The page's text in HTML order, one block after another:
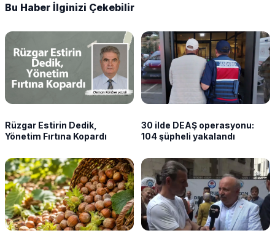
Bu Haber İlginizi Çekebilir
Rüzgar Estirin Dedik,
Yönetim Fırtına Kopardı
30 ilde DEAŞ operasyonu:
104 şüpheli yakalandı